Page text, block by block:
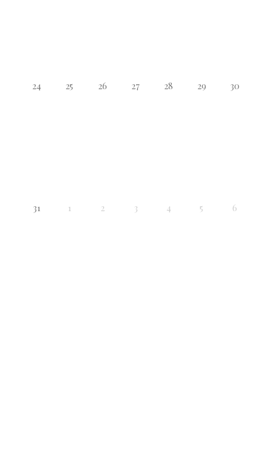
24 25 26 27 28 29 30
31 1 2 3 4 5 6